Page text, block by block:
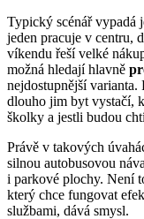
Typický scénář vypadá
jeden pracuje v centru,
víkendu řeší velké
možná hledají hlavně
nejdostupnější
dlouho jim byt vystačí,
školky a jestli budou
Právě v takových
silnou autobusovou
i parkové plochy. Není
který chce fungovat
službami, dává smysl.